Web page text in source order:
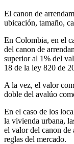
El canon de
ubicación, tamaño,
En Colombia, en el
del canon de
superior al 1% del
18 de la ley 820 de
A la vez, el valor
doble del avalúo
En el caso de los
la vivienda urbana,
el valor del canon de
reglas del mercado.